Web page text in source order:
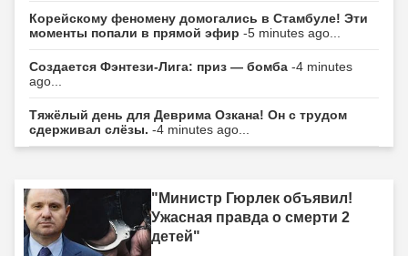
Корейскому феномену домогались в Стамбуле! Эти
моменты попали в прямой эфир -5 minutes ago...
Создается Фэнтези-Лига: приз — бомба -4 minutes
ago...
Тяжёлый день для Деврима Озкана! Он с трудом
сдерживал слёзы. -4 minutes ago...
"Министр Гюрлек объявил!
Ужасная правда о смерти 2
детей"